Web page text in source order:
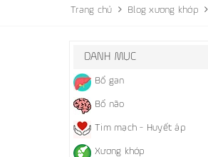
Trang chủ Blog xương khớp
DANH MỤC
Bổ gan
Bổ não
Tim mạch - Huyết áp
Xương khớp